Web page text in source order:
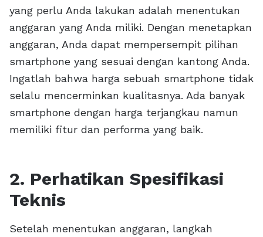
yang perlu Anda lakukan adalah menentukan
anggaran yang Anda miliki. Dengan menetapkan
anggaran, Anda dapat mempersempit pilihan
smartphone yang sesuai dengan kantong Anda.
Ingatlah bahwa harga sebuah smartphone tidak
selalu mencerminkan kualitasnya. Ada banyak
smartphone dengan harga terjangkau namun
memiliki fitur dan performa yang baik.
2. Perhatikan Spesifikasi
Teknis
Setelah menentukan anggaran, langkah